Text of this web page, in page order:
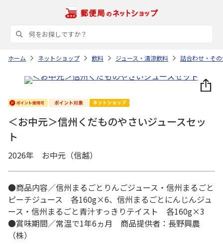
ホーム ネットショップ 飲料 ジュース・清涼飲料 詰合わせ・そ
＜お中元＞信州くだものやさいジュースセッ
ト
2026年 お中元（信越）
●商品内容／信州まるごとりんごジュース・信州まるごと
ピーチジュース 各160g×6、信州まるごとにんじんジュ
ース・信州まるごと青汁すっきりテイスト 各160g×3
●賞味期間／常温で1年6ヵ月 商品提供者：長野興農
（株）